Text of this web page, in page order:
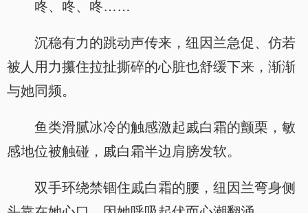
咚、咚、咚……
沉稳有力的跳动声传来，纽因兰急促、仿若
被人用力攥住拉扯撕碎的心脏也舒缓下来，渐渐
与她同频。
鱼类滑腻冰冷的触感激起戚白霜的颤栗，敏
感地位被触碰，戚白霜半边肩膀发软。
双手环绕禁锢住戚白霜的腰，纽因兰弯身侧